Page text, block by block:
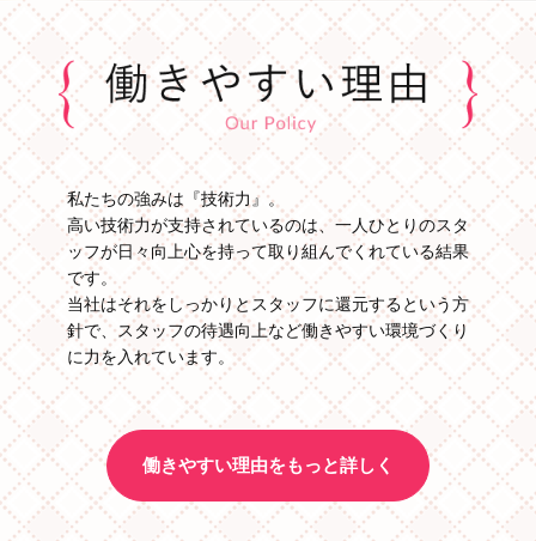
私たちの強みは『技術力』。
高い技術力が支持されているのは、一人ひとりのスタ
ッフが日々向上心を持って取り組んでくれている結果
です。
当社はそれをしっかりとスタッフに還元するという方
針で、スタッフの待遇向上など働きやすい環境づくり
に力を入れています。
働きやすい理由をもっと詳しく